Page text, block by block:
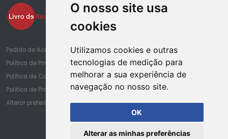
O nosso site usa
cookies
Utilizamos cookies e outras
tecnologias de medição para
melhorar a sua experiência de
navegação no nosso site.
OK
Alterar as minhas preferências
Pedido de Acesso à Informação de Saúde
Política de Privacidade
Política de Cookies
Política de Proteção de Dados
Alterar preferências de cookies